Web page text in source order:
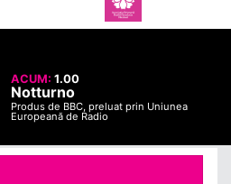
ACUM:1.00
Notturno
Produs de BBC, preluat prin Uniunea
Europeană de Radio